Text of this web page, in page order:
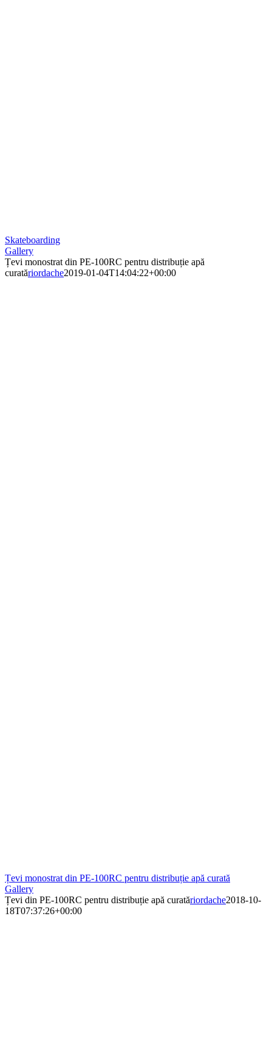
Skateboarding
Gallery
Țevi monostrat din PE-100RC pentru distribuție apă
curatăriordache2019-01-04T14:04:22+00:00
Țevi monostrat din PE-100RC pentru distribuție apă curată
Gallery
Țevi din PE-100RC pentru distribuție apă curatăriordache2018-10-
18T07:37:26+00:00